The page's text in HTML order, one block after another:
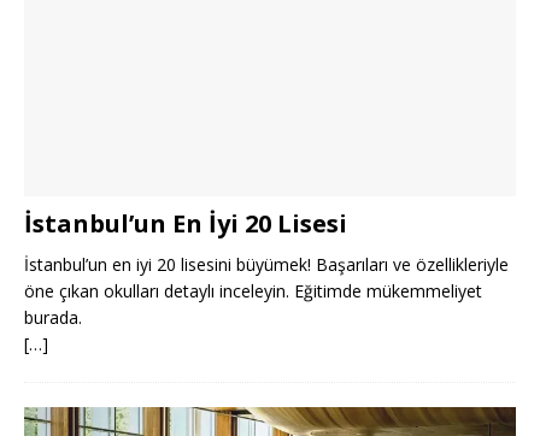
İstanbul’un En İyi 20 Lisesi
İstanbul’un en iyi 20 lisesini büyümek! Başarıları ve özellikleriyle
öne çıkan okulları detaylı inceleyin. Eğitimde mükemmeliyet
burada.
[…]